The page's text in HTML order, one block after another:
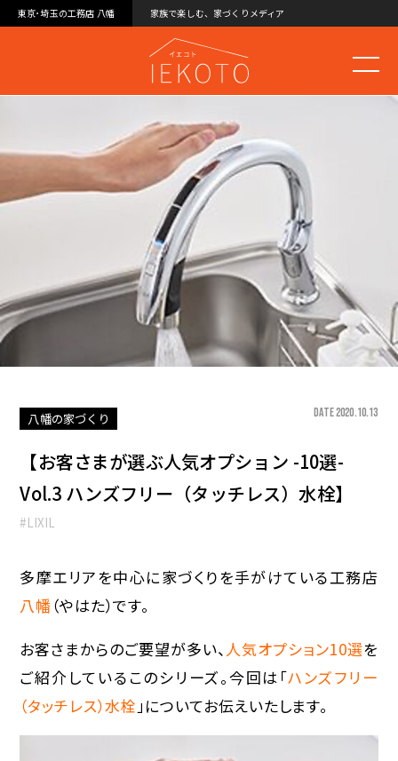
東京･埼玉の工務店 八幡 家族で楽しむ、家づくりメディア
八幡の家づくり DATE 2020.10.13
【お客さまが選ぶ人気オプション -10選-
Vol.3 ハンズフリー（タッチレス）水栓】
#LIXIL
多摩エリアを中心に家づくりを手がけている工務店
八幡（やはた）です。
お客さまからのご要望が多い、人気オプション10選を
ご紹介しているこのシリーズ。今回は「ハンズフリー
（タッチレス）水栓」についてお伝えいたします。